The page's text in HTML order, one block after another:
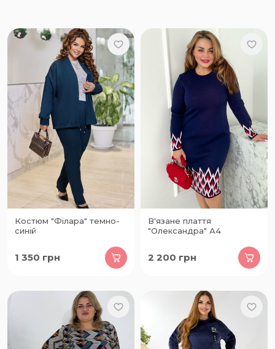
Костюм "Філара" темно-
синій
1 350 грн
В'язане плаття
"Олександра" А4
2 200 грн